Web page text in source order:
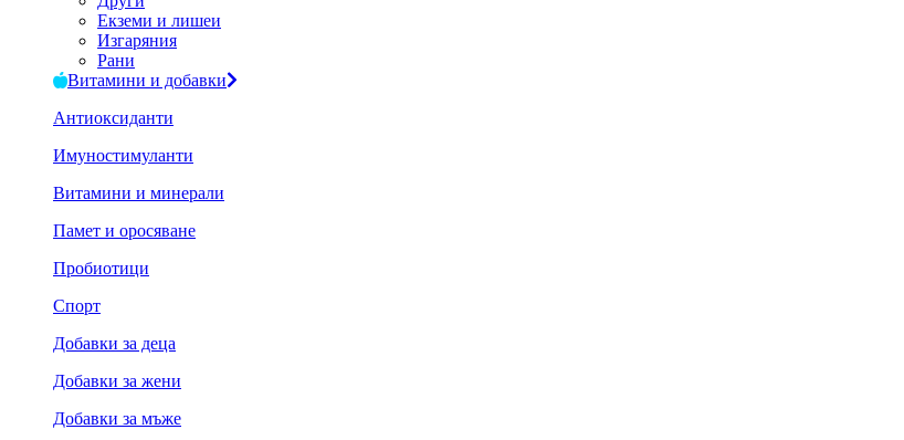
Екземи и лишеи
Изгаряния
Рани
Витамини и добавки
Антиоксиданти
Имуностимуланти
Витамини и минерали
Памет и оросяване
Пробиотици
Спорт
Добавки за деца
Добавки за жени
Добавки за мъже